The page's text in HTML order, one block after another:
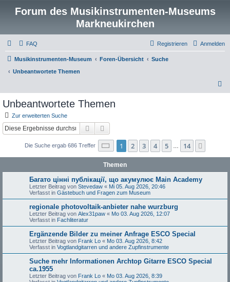
Forum des Musikinstrumenten-Museums
Markneukirchen
FAQ Anmelden
Registrieren
Musikinstrumenten-Museum Foren-Übersicht
Suche
Unbeantwortete Themen
Unbeantwortete Themen
Zur erweiterten Suche
Suche
Die Suche ergab 686 Treffer Seite 1von 14
1 2 3 4 5 14
Themen
Багато цінні публікації, що акумулює Main Academy
Letzter Beitrag von Stevedaw « Mi 05. Aug 2026, 20:46
Verfasst in Gästebuch und Fragen zum Museum
regionale photovoltaik-anbieter nahe wurzburg
Letzter Beitrag von Alex31paw « Mo 03. Aug 2026, 12:07
Verfasst in Fachliteratur
Ergänzende Bilder zu meiner Anfrage ESCO Special
Letzter Beitrag von Frank Lo « Mo 03. Aug 2026, 8:42
Verfasst in Vogtlandgitarren und andere Zupfinstrumente
Suche mehr Informationen Archtop Gitarre ESCO Special
ca.1955
Letzter Beitrag von Frank Lo « Mo 03. Aug 2026, 8:39